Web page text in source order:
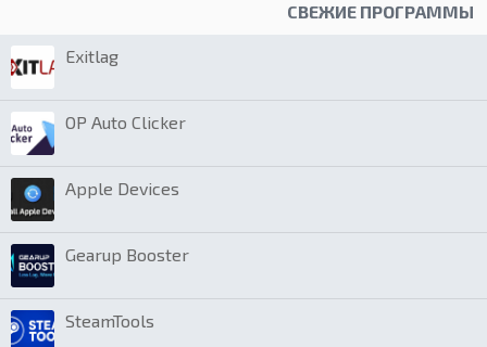
СВЕЖИЕ ПРОГРАММЫ
Exitlag
OP Auto Clicker
Apple Devices
Gearup Booster
SteamTools